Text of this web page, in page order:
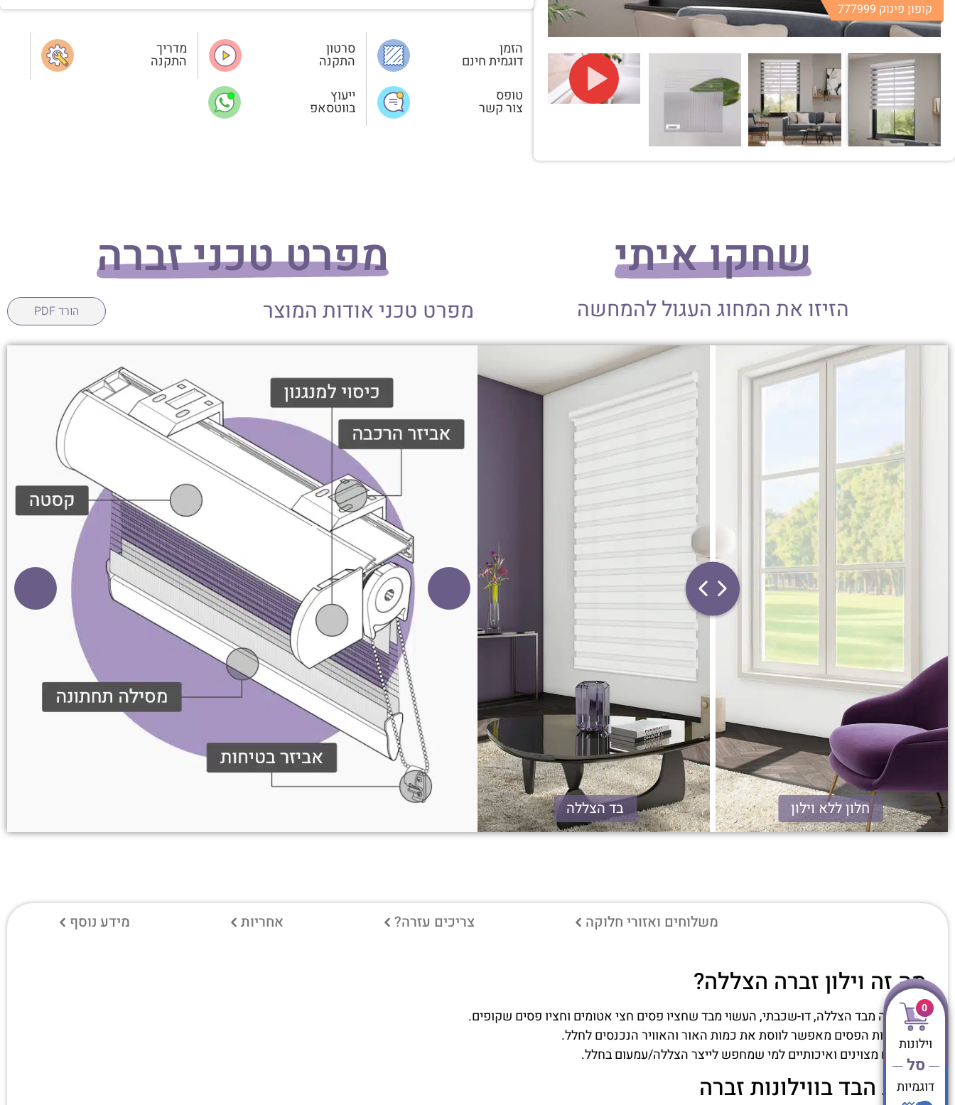
קופון פינוק 777999
הזמן
דוגמית חינם
סרטון
התקנה
מדריך
התקנה
טופס
צור קשר
ייעוץ
בווטסאפ
שחקו איתי
הזיזו את המחוג העגול להמחשה
בד הצללה חלון ללא וילון
מפרט טכני זברה
מפרט טכני אודות המוצר הורד PDF
משלוחים ואזורי חלוקה צריכים עזרה? אחריות מידע נוסף
מה זה וילון זברה הצללה?
וילון זברה מבד הצללה, דו-שכבתי, העשוי מבד שחציו פסים חצי אטומים וחציו פסים שקופים.
שינוי זוויות הפסים מאפשר לווסת את כמות האור והאוויר הנכנסים לחלל.
אלו בדים מצוינים ואיכותיים למי שמחפש לייצר הצללה/עמעום בחלל.
רוחב הבד בווילונות זברה
0
וילונות
סל
דוגמיות